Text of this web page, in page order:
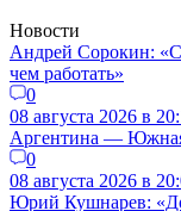
Новости
Андрей Сорокин:
чем работать»
0
08 августа 2026 в
Аргентина —
0
08 августа 2026 в
Юрий Кушнарев: